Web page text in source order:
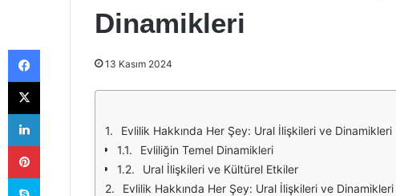
Dinamikleri
13 Kasım 2024
Evlilik Hakkında Her Şey: Ural İlişkileri ve Dinamikleri
Evliliğin Temel Dinamikleri
Ural İlişkileri ve Kültürel Etkiler
Evlilik Hakkında Her Şey: Ural İlişkileri ve Dinamikleri
Facebook
X
LinkedIn
Pinterest
Skype